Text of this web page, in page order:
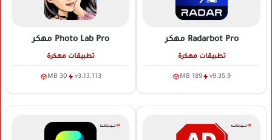
Radarbot Pro مهكر
تطبيقات مهكرة
v9.35.9
189 MB
Photo Lab Pro مهكر
تطبيقات مهكرة
v3.13.113
30 MB